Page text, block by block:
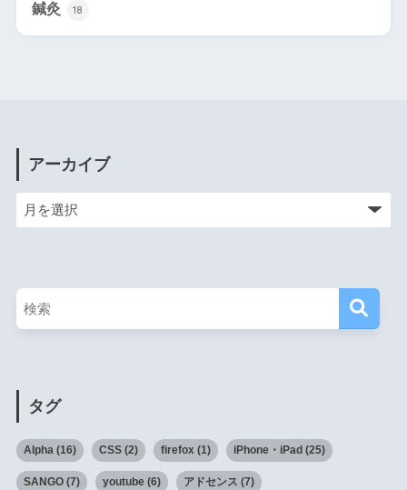
鍼灸 18
アーカイブ
タグ
Alpha (16) CSS(2) firefox (1) iPhone・iPad(25)
SANGO(7) youtube(6) アドセンス (7)